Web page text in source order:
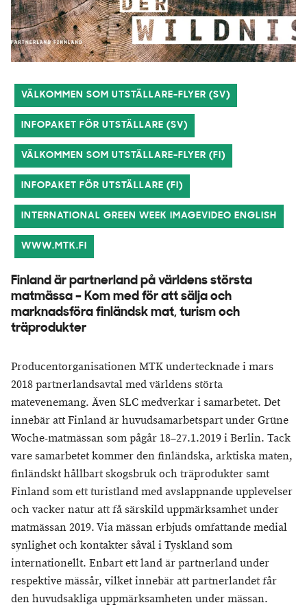
VÄLKOMMEN SOM UTSTÄLLARE-FLYER (SV)
INFOPAKET FÖR UTSTÄLLARE (SV)
VÄLKOMMEN SOM UTSTÄLLARE-FLYER (FI)
INFOPAKET FÖR UTSTÄLLARE (FI)
INTERNATIONAL GREEN WEEK IMAGEVIDEO ENGLISH
WWW.MTK.FI
Finland är partnerland på världens största
matmässa – Kom med för att sälja och
marknadsföra finländsk mat, turism och
träprodukter
Producentorganisationen MTK undertecknade i mars
2018 partnerlandsavtal med världens störta
matevenemang. Även SLC medverkar i samarbetet. Det
innebär att Finland är huvudsamarbetspart under Grüne
Woche-matmässan som pågår 18–27.1.2019 i Berlin. Tack
vare samarbetet kommer den finländska, arktiska maten,
finländskt hållbart skogsbruk och träprodukter samt
Finland som ett turistland med avslappnande upplevelser
och vacker natur att få särskild uppmärksamhet under
matmässan 2019. Via mässan erbjuds omfattande medial
synlighet och kontakter såväl i Tyskland som
internationellt. Enbart ett land är partnerland under
respektive mässår, vilket innebär att partnerlandet får
den huvudsakliga uppmärksamheten under mässan.